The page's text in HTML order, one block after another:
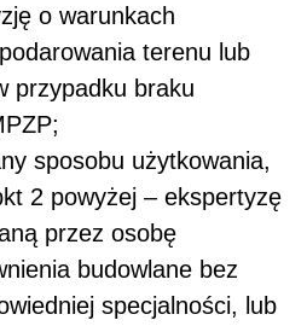
o warunkach
terenu lub
przypadku braku
sposobu użytkowania,
2 powyżej – ekspertyzę
przez osobę
budowlane bez
specjalności, lub